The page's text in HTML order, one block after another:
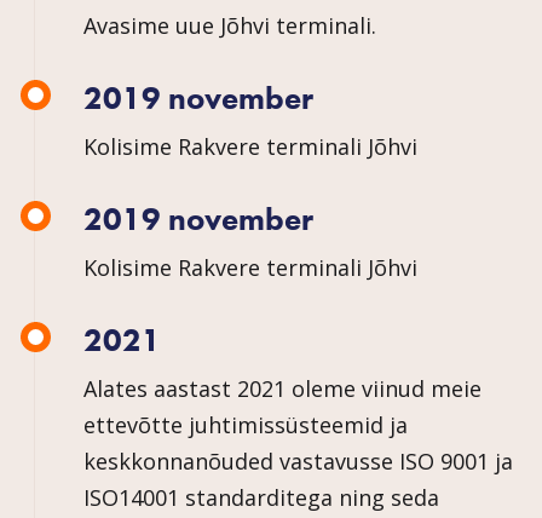
Avasime uue Jõhvi terminali.
2019 november
Kolisime Rakvere terminali Jõhvi
2019 november
Kolisime Rakvere terminali Jõhvi
2021
Alates aastast 2021 oleme viinud meie
ettevõtte juhtimissüsteemid ja
keskkonnanõuded vastavusse ISO 9001 ja
ISO14001 standarditega ning seda